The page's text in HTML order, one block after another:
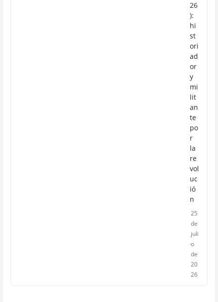
26
):
hi
st
ori
ad
or
y
mi
lit
an
te
po
r
la
re
vol
uc
ió
n
25
de
juli
o
de
20
26